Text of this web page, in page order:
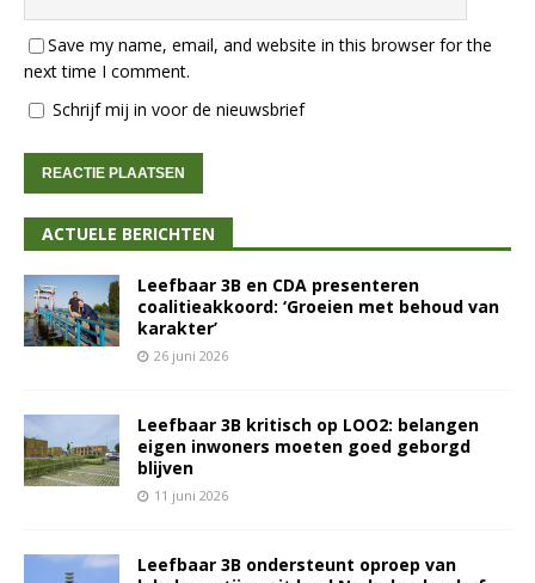
Save my name, email, and website in this browser for the
next time I comment.
Schrijf mij in voor de nieuwsbrief
ACTUELE BERICHTEN
Leefbaar 3B en CDA presenteren
coalitieakkoord: ‘Groeien met behoud van
karakter’
26 juni 2026
Leefbaar 3B kritisch op LOO2: belangen
eigen inwoners moeten goed geborgd
blijven
11 juni 2026
Leefbaar 3B ondersteunt oproep van